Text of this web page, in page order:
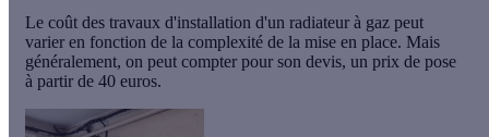
Le coût des travaux d'installation d'un radiateur à gaz peut
varier en fonction de la complexité de la mise en place. Mais
généralement, on peut compter pour son devis, un prix de pose
à partir de 40 euros.